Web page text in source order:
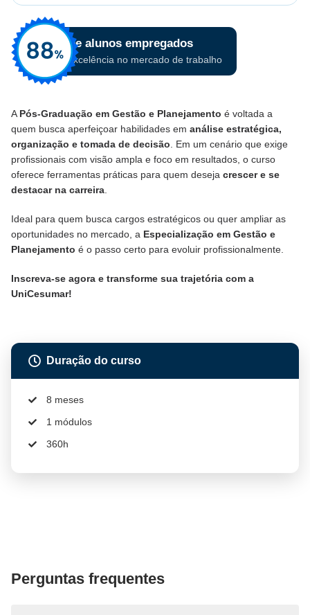
A Pós-Graduação em Gestão e Planejamento é voltada a
quem busca aperfeiçoar habilidades em análise estratégica,
organização e tomada de decisão . Em um cenário que exige
profissionais com visão ampla e foco em resultados, o curso
oferece ferramentas práticas para quem deseja crescer e se
destacar na carreira
Ideal para quem busca cargos estratégicos ou quer ampliar as
oportunidades no mercado, a Especialização em Gestão e
Planejamento é o passo certo para evoluir profissionalmente.
Inscreva-se agora e transforme sua trajetória com a
UniCesumar!
Duração do curso
8 meses
1 módulos
360h
Perguntas frequentes